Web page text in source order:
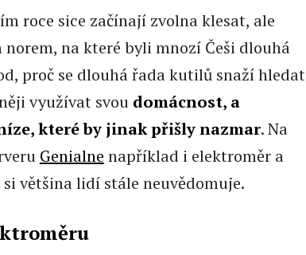
roce sice začínají zvolna klesat, ale
norem, na které byli mnozí Češi dlouhá
proč se dlouhá řada kutilů snaží hledat
využívat svou domácnost, a
které by jinak přišly nazmar. Na
Genialne například i elektroměr a
většina lidí stále neuvědomuje.